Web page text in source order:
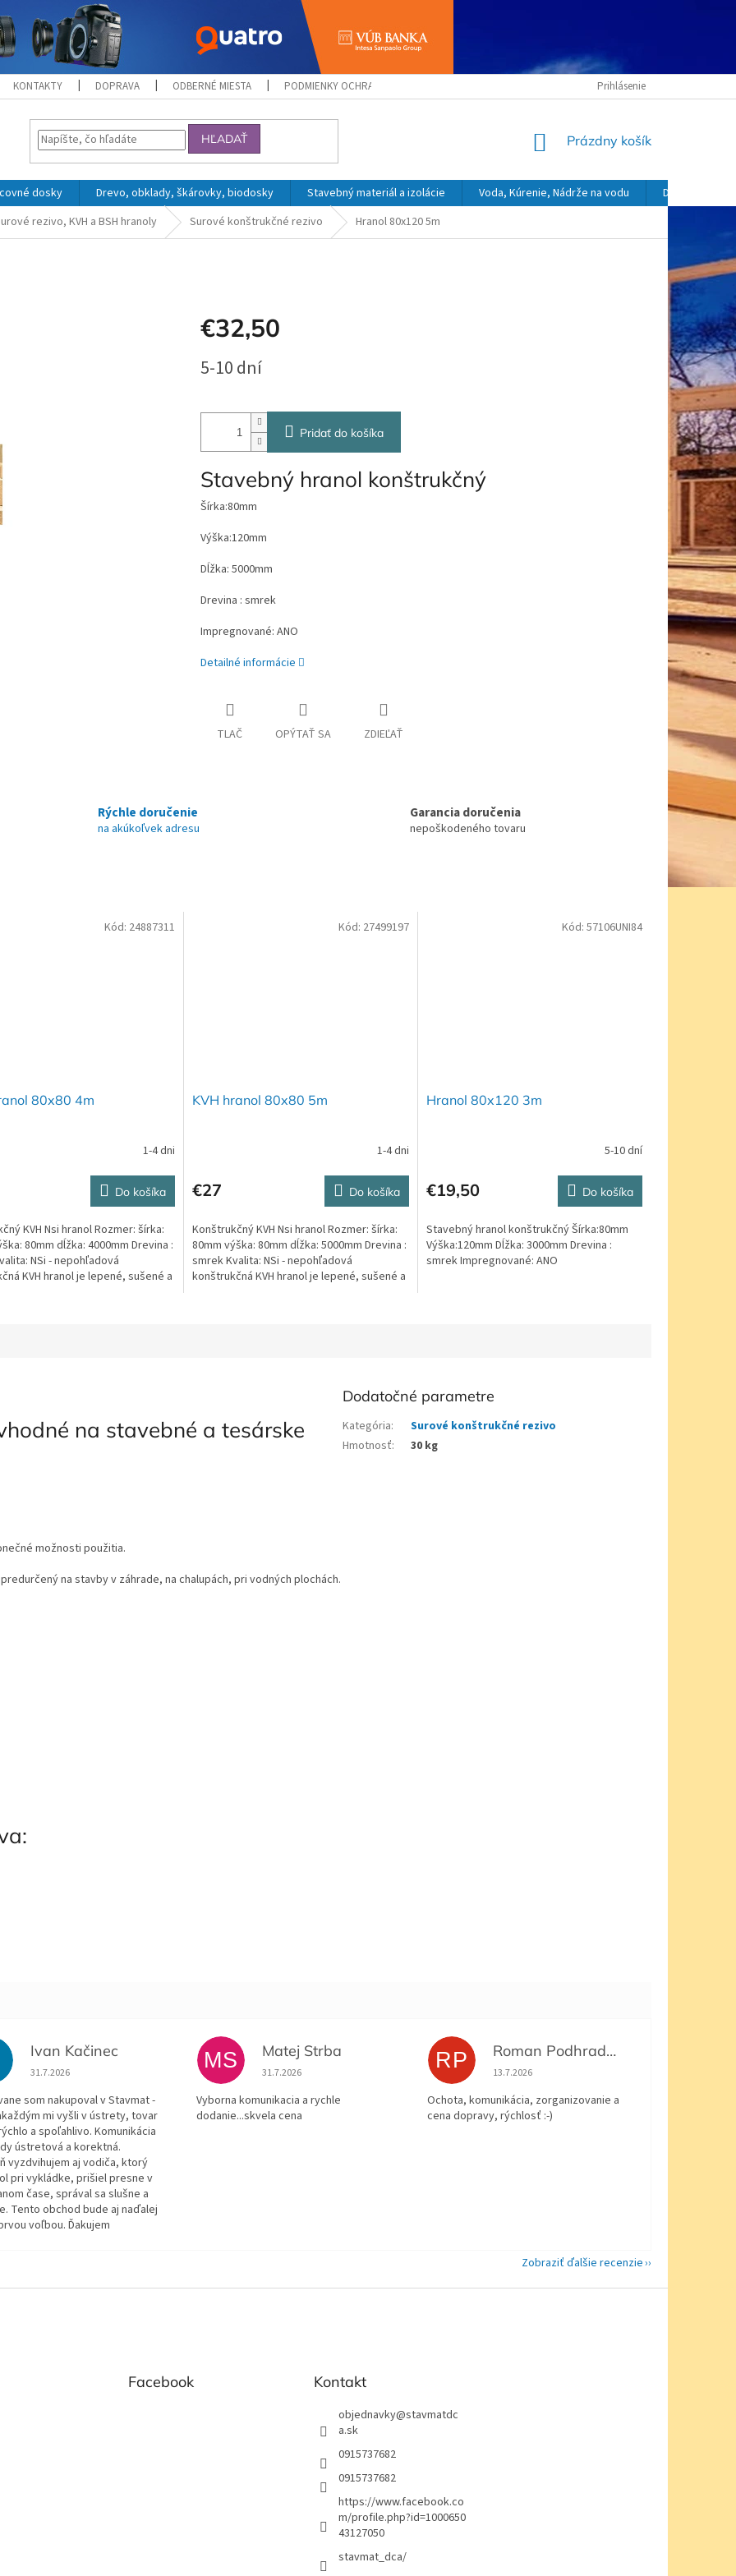
KONTAKTY DOPRAVA ODBERNÉ MIESTA PODMIENKY OCHRANY OSOBNÝCH ÚDAJOV OBCHODNÉ PODMIENKYPrihlásenie
HĽADAŤ
NÁKUPNÝ
Prázdny košík
dosky Drevo, obklady, škárovky, biodosky Stavebný materiál a izolácie Voda, Kúrenie, Nádrže na vodu
Dekoračný a
rezivo, KVH a BSH hranoly Surové konštrukčné rezivo Hranol 80x120 5m
€32,50
cena:
5-10 dní
Pridať do košíka
Stavebný hranol konštrukčný
Šírka:80mm
Výška:120mm
Dĺžka: 5000mm
Drevina : smrek
Impregnované: ANO
Detailné informácie
TLAČ OPÝTAŤ SA ZDIEĽAŤ
Rýchle doručenie
na akúkoľvek adresu
Garancia doručenia
nepoškodeného tovaru
80x80 4m
1-4 dni
Do košíka
KVH Nsi hranol Rozmer: šírka:
80mm dĺžka: 4000mm Drevina :
NSi - nepohľadová
KVH hranol je lepené, sušené a
Kód: 24887311
KVH hranol 80x80 5m
1-4 dni
€27 Do košíka
Konštrukčný KVH Nsi hranol Rozmer: šírka:
80mm výška: 80mm dĺžka: 5000mm Drevina :
smrek Kvalita: NSi - nepohľadová
konštrukčná KVH hranol je lepené, sušené a
Kód: 27499197
Hranol 80x120 3m
5-10 dní
€19,50 Do košíka
Stavebný hranol konštrukčný Šírka:80mm
Výška:120mm Dĺžka: 3000mm Drevina :
smrek Impregnované: ANO
Kód: 57106UNI84
na stavebné a tesárske
možnosti použitia.
na stavby v záhrade, na chalupách, pri vodných plochách.
Dodatočné parametre
Kategória:
Surové konštrukčné rezivo
Hmotnosť: 30 kg
Ivan Kačinec
Hodnotenie obchodu je 5 z 5 hviezdičiek.
31.7.2026
som nakupoval v Stavmat -
mi vyšli v ústrety, tovar
a spoľahlivo. Komunikácia
ústretová a korektná.
vyzdvihujem aj vodiča, ktorý
pri vykládke, prišiel presne v
čase, správal sa slušne a
Tento obchod bude aj naďalej
voľbou. Ďakujem
MS Matej Strba
Hodnotenie obchodu je 5 z 5 hviezdičiek.
31.7.2026
Vyborna komunikacia a rychle
dodanie...skvela cena
RP Roman Podhradský
Hodnotenie obchodu je 5 z 5 hviezdičiek.
13.7.2026
Ochota, komunikácia, zorganizovanie a
cena dopravy, rýchlosť :-)
Zobraziť ďalšie recenzie
Facebook Kontakt
objednavky@stavmatdc
a.sk
0915737682
0915737682
https://www.facebook.co
m/profile.php?id=1000650
43127050
stavmat_dca/